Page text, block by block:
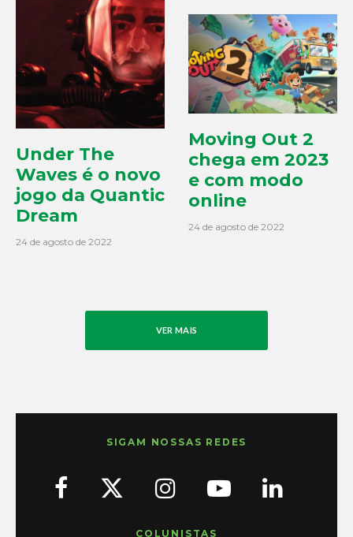
Under The
Waves é o novo
jogo da Quantic
Dream
24 de agosto de 2022
Moving Out 2
chega em 2023
e com modo
online
24 de agosto de 2022
VER MAIS
SIGAM NOSSAS REDES
COLUNISTAS